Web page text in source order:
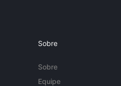
Sobre
Sobre
Equipe